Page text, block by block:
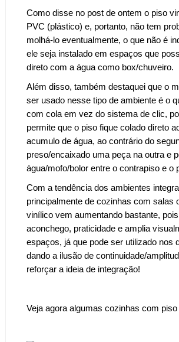
Como disse no post de ontem o piso
PVC (plástico) e, portanto, não tem
molhá-lo eventualmente, o que não é
ele seja instalado em espaços que
direto com a água como box/chuveiro.
Além disso, também destaquei que o
ser usado nesse tipo de ambiente é o
com cola em vez do sistema de clic,
permite que o piso fique colado direto
acumulo de água, ao contrário do
preso/encaixado uma peça na outra e
água/mofo/bolor entre o contrapiso e o
Com a tendência dos ambientes
principalmente de cozinhas com salas
vinílico vem aumentando bastante,
aconchego, praticidade e amplia
espaços, já que pode ser utilizado nos
dando a ilusão de continuidade/
reforçar a ideia de integração!
Veja agora algumas cozinhas com